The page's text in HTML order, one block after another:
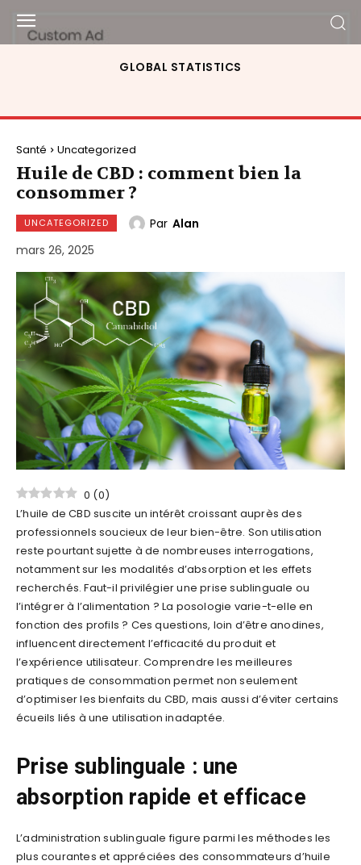
GLOBAL STATISTICS
Santé Uncategorized
Huile de CBD : comment bien la
consommer ?
UNCATEGORIZED Par Alan
mars 26, 2025
0 (0)
L’huile de CBD suscite un intérêt croissant auprès des
professionnels soucieux de leur bien-être. Son utilisation
reste pourtant sujette à de nombreuses interrogations,
notamment sur les modalités d’absorption et les effets
recherchés. Faut-il privilégier une prise sublinguale ou
l’intégrer à l’alimentation ? La posologie varie-t-elle en
fonction des profils ? Ces questions, loin d’être anodines,
influencent directement l’efficacité du produit et
l’expérience utilisateur. Comprendre les meilleures
pratiques de consommation permet non seulement
d’optimiser les bienfaits du CBD, mais aussi d’éviter certains
écueils liés à une utilisation inadaptée.
Prise sublinguale : une
absorption rapide et efficace
L’administration sublinguale figure parmi les méthodes les
plus courantes et appréciées des consommateurs d’huile